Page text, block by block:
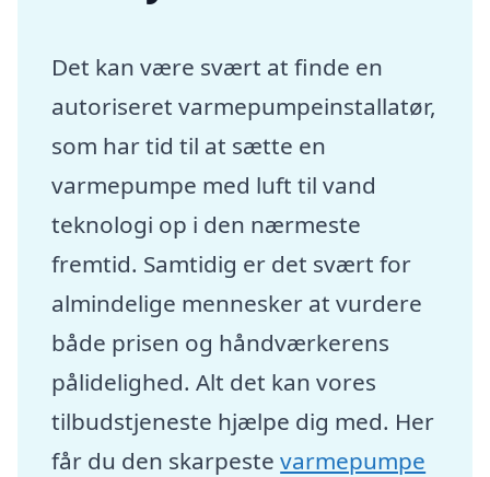
Det kan være svært at finde en
autoriseret varmepumpeinstallatør,
som har tid til at sætte en
varmepumpe med luft til vand
teknologi op i den nærmeste
fremtid. Samtidig er det svært for
almindelige mennesker at vurdere
både prisen og håndværkerens
pålidelighed. Alt det kan vores
tilbudstjeneste hjælpe dig med. Her
får du den skarpestevarmepumpe